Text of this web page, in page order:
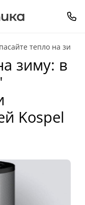
тепло на
зиму: в
Kospel